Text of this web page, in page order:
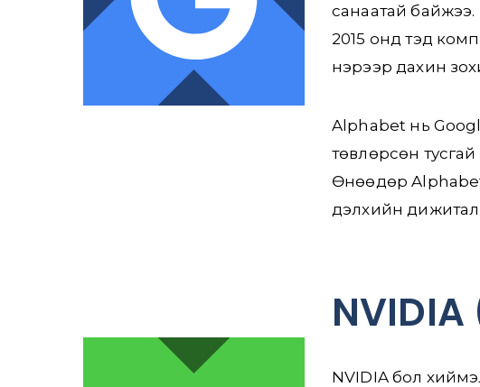
санаатай байжээ.
2015 онд тэд
нэрээр дахин
Alphabet нь
төвлөрсөн тусгай
Өнөөдөр
дэлхийн дижитал
NVIDIA бол